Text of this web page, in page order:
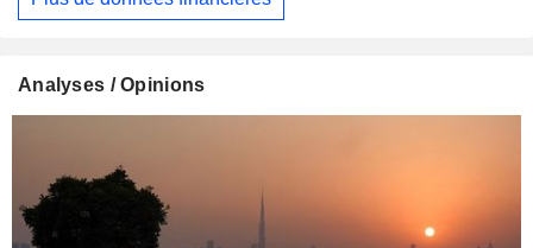
Analyses / Opinions